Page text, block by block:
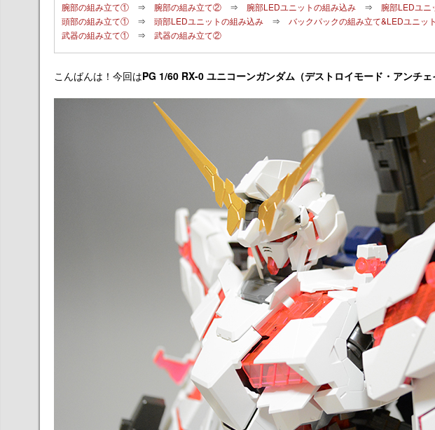
腕部の組み立て① ⇒ 腕部の組み立て② ⇒ 腕部LEDユニットの組み込み ⇒ 腕部LEDユニ
頭部の組み立て① ⇒ 頭部LEDユニットの組み込み ⇒ バックパックの組み立て&LEDユニッ
武器の組み立て① ⇒ 武器の組み立て②
こんばんは！今回はPG 1/60 RX-0 ユニコーンガンダム（デストロイモード・アンチ